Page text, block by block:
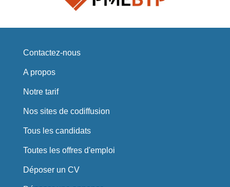
Contactez-nous
A propos
Notre tarif
Nos sites de codiffusion
Tous les candidats
Toutes les offres d'emploi
Déposer un CV